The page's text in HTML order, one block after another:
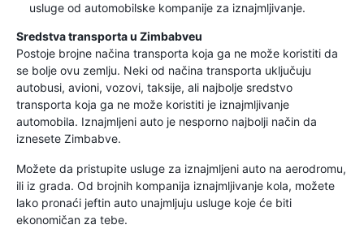
usluge od automobilske kompanije za iznajmljivanje.
Sredstva transporta u Zimbabveu
Postoje brojne načina transporta koja ga ne može koristiti da
se bolje ovu zemlju. Neki od načina transporta uključuju
autobusi, avioni, vozovi, taksije, ali najbolje sredstvo
transporta koja ga ne može koristiti je iznajmljivanje
automobila. Iznajmljeni auto je nesporno najbolji način da
iznesete Zimbabve.
Možete da pristupite usluge za iznajmljeni auto na aerodromu,
ili iz grada. Od brojnih kompanija iznajmljivanje kola, možete
lako pronaći jeftin auto unajmljuju usluge koje će biti
ekonomičan za tebe.